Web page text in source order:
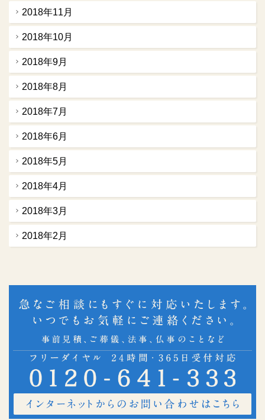
2018年11月
2018年10月
2018年9月
2018年8月
2018年7月
2018年6月
2018年5月
2018年4月
2018年3月
2018年2月